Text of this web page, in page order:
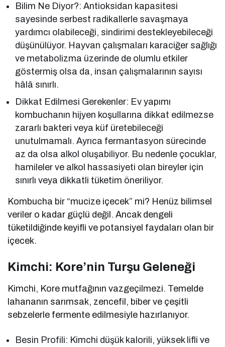
Bilim Ne Diyor?: Antioksidan kapasitesi
sayesinde serbest radikallerle savaşmaya
yardımcı olabileceği, sindirimi destekleyebileceği
düşünülüyor. Hayvan çalışmaları karaciğer sağlığı
ve metabolizma üzerinde de olumlu etkiler
göstermiş olsa da, insan çalışmalarının sayısı
hâlâ sınırlı.
Dikkat Edilmesi Gerekenler: Ev yapımı
kombuchanın hijyen koşullarına dikkat edilmezse
zararlı bakteri veya küf üretebileceği
unutulmamalı. Ayrıca fermantasyon sürecinde
az da olsa alkol oluşabiliyor. Bu nedenle çocuklar,
hamileler ve alkol hassasiyeti olan bireyler için
sınırlı veya dikkatli tüketim öneriliyor.
Kombucha bir “mucize içecek” mi? Henüz bilimsel
veriler o kadar güçlü değil. Ancak dengeli
tüketildiğinde keyifli ve potansiyel faydaları olan bir
içecek.
Kimchi: Kore’nin Turşu Geleneği
Kimchi, Kore mutfağının vazgeçilmezi. Temelde
lahananın sarımsak, zencefil, biber ve çeşitli
sebzelerle fermente edilmesiyle hazırlanıyor.
Besin Profili: Kimchi düşük kalorili, yüksek lifli ve